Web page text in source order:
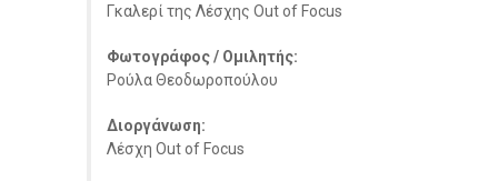
Γκαλερί της Λέσχης Out of Focus
Φωτογράφος / Ομιλητής:
Ρούλα Θεοδωροπούλου
Διοργάνωση:
Λέσχη Out of Focus